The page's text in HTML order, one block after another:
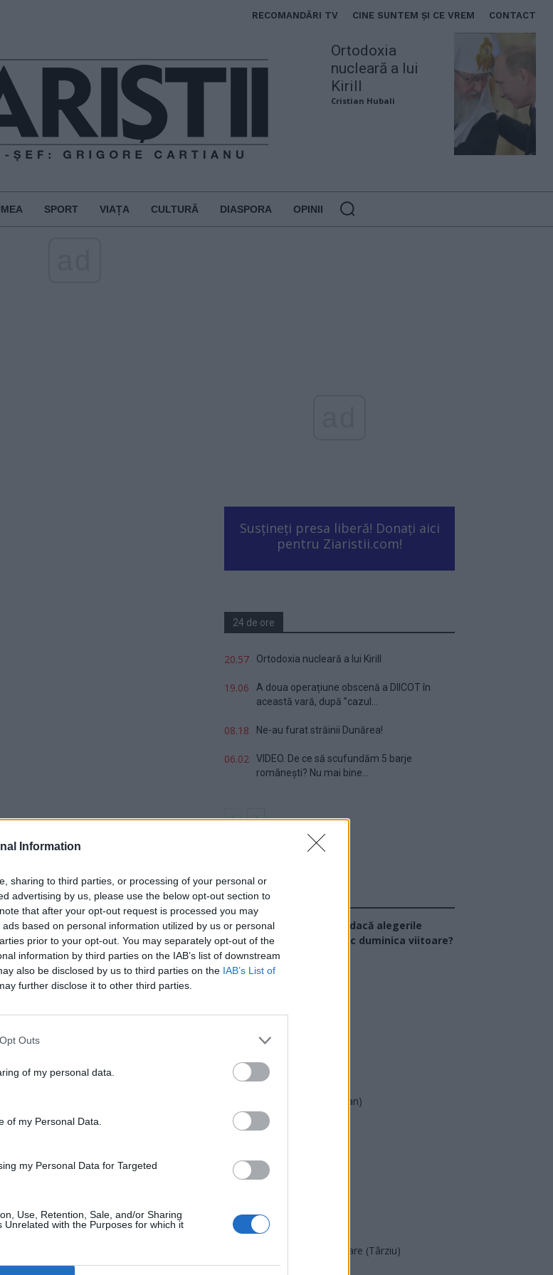
Information
sharing to third parties, or processing of your personal or
advertising by us, please use the below opt-out section to
that after your opt-out request is processed you may
based on personal information utilized by us or personal
prior to your opt-out. You may separately opt-out of the
information by third parties on the IAB’s list of downstream
also be disclosed by us to third parties on the IAB’s List of
further disclose it to other third parties.
Outs
of my personal data.
of my Personal Data.
my Personal Data for Targeted
Use, Retention, Sale, and/or Sharing
Unrelated with the Purposes for which it
RECOMANDĂRI TV CINE SUNTEM ȘI CE VREM CONTACT
Ortodoxia
nucleară a lui
Kirill
Cristian Hubali
SPORT VIAȚA CULTURĂ DIASPORA OPINII
Susțineți presa liberă! Donați aici
pentru Ziaristii.com!
24 de ore
20.57 Ortodoxia nucleară a lui Kirill
19.06
A doua operațiune obscenă a DIICOT în
această vară, după ”cazul...
08.18 Ne-au furat străinii Dunărea!
06.02
VIDEO. De ce să scufundăm 5 barje
românești? Nu mai bine...
Sondaj
Ce partid ați vota dacă alegerile
parlamentare ar avea loc duminica viitoare?
USR
PSD
AUR
PMP (Tomac)
Forța Dreptei (L. Orban)
PNȚMM
SENS
PACE (Peia)
Acțiunea Conservatoare (Târziu)